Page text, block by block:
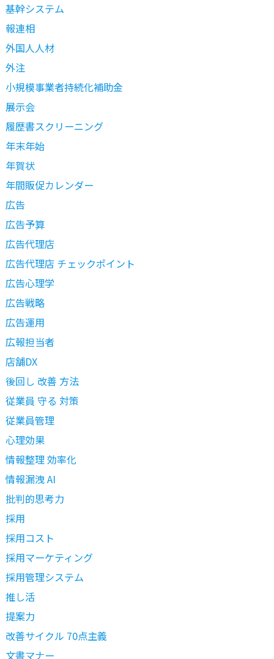
基幹システム
報連相
外国人人材
外注
小規模事業者持続化補助金
展示会
履歴書スクリーニング
年末年始
年賀状
年間販促カレンダー
広告
広告予算
広告代理店
広告代理店 チェックポイント
広告心理学
広告戦略
広告運用
広報担当者
店舗DX
後回し 改善 方法
従業員 守る 対策
従業員管理
心理効果
情報整理 効率化
情報漏洩 AI
批判的思考力
採用
採用コスト
採用マーケティング
採用管理システム
推し活
提案力
改善サイクル 70点主義
文書マナー